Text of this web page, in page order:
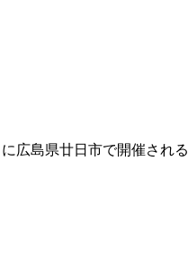
広島県廿日市で開催され